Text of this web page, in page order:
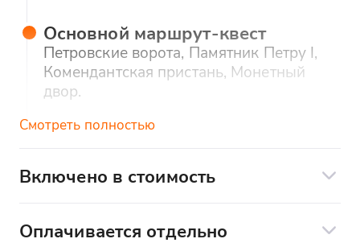
Основной маршрут-квест
Петровские ворота, Памятник Петру I,
Комендантская пристань, Монетный
двор.
Дополнительно: музеи (по
билеты на себя)
Смотреть полностью
Включено в стоимость
Услуги гида-педагога
Оплачивается отдельно